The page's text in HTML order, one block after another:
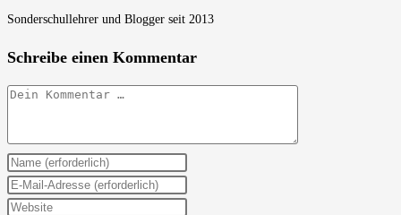
Sonderschullehrer und Blogger seit 2013
Schreibe einen Kommentar
Kommentar
Gib
deinen
Namen
Gib
deine
Gib